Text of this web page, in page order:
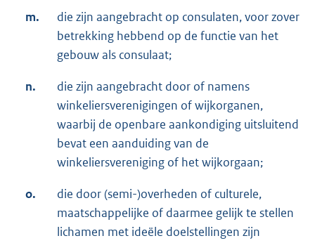
m.
die zijn aangebracht op consulaten, voor zover
betrekking hebbend op de functie van het
gebouw als consulaat;
n.
die zijn aangebracht door of namens
winkeliersverenigingen of wijkorganen,
waarbij de openbare aankondiging uitsluitend
bevat een aanduiding van de
winkeliersvereniging of het wijkorgaan;
o.
die door (semi-)overheden of culturele,
maatschappelijke of daarmee gelijk te stellen
lichamen met ideële doelstellingen zijn